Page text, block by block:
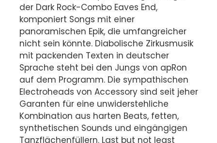
der Dark Rock-Combo Eaves End,
komponiert Songs mit einer
panoramischen Epik, die umfangreicher
nicht sein könnte. Diabolische Zirkusmusik
mit packenden Texten in deutscher
Sprache steht bei den Jungs von apRon
auf dem Programm. Die sympathischen
Electroheads von Accessory sind seit jeher
Garanten für eine unwiderstehliche
Kombination aus harten Beats, fetten,
synthetischen Sounds und eingängigen
Tanzflächenfüllern. Last but not least